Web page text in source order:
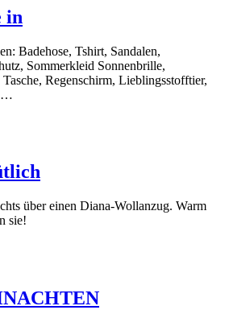
in
Badehose, Tshirt, Sandalen,
Sommerkleid Sonnenbrille,
Regenschirm, Lieblingsstofftier,
…
über einen Diana-Wollanzug. Warm
sie!